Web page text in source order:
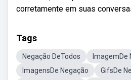
corretamente em suas
Tags
Negação DeTodos
ImagemDe
ImagensDe Negação
GifsDe